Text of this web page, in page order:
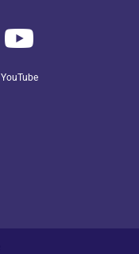
YouTube